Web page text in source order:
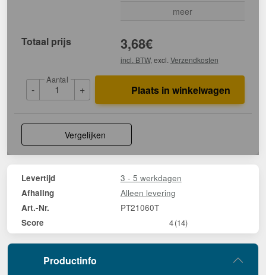
meer
Totaal prijs 3,68€
incl. BTW, excl. Verzendkosten
-
Aantal
+ Plaats in winkelwagen
Vergelijken
Levertijd 3 - 5 werkdagen
Afhaling Alleen levering
Art.-Nr. PT21060T
Score 4(14)
Productinfo